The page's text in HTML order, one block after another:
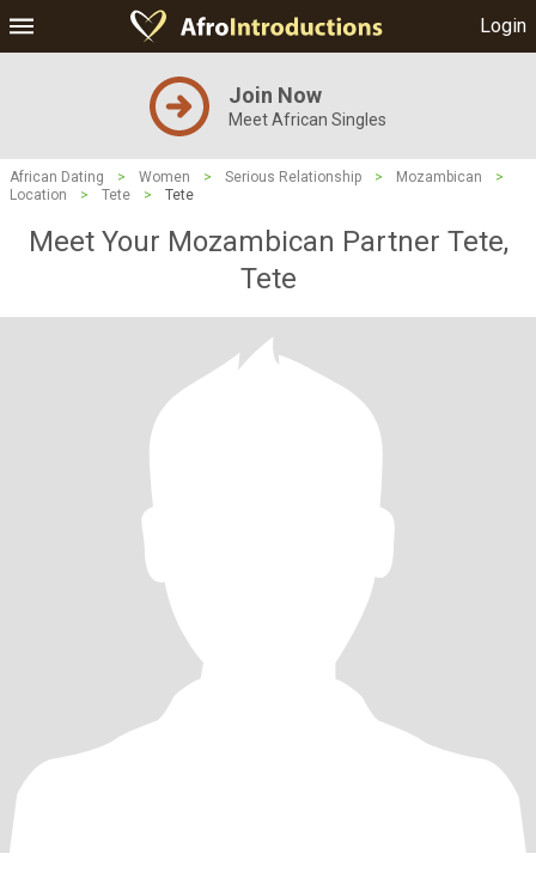
Login
Join Now
Meet African Singles
African Dating > Women > Serious Relationship > Mozambican
>
Location
> Tete > Tete
Meet Your Mozambican Partner Tete,
Tete